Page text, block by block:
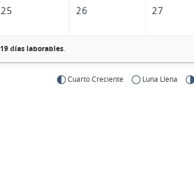
25 26 27
19 días laborables.
Cuarto Creciente Luna Llena